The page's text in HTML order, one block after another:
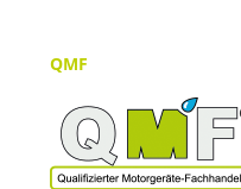
QMF